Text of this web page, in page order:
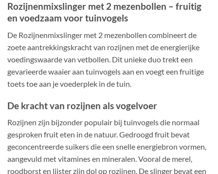
Rozijnenmixslinger met 2 mezenbollen – fruitig
en voedzaam voor tuinvogels
De Rozijnenmixslinger met 2 mezenbollen combineert de
zoete aantrekkingskracht van rozijnen met de energierijke
voedingswaarde van vetbollen. Dit unieke duo trekt een
gevarieerde waaier aan tuinvogels aan en voegt een fruitige
toets toe aan je voederplek in de tuin.
De kracht van rozijnen als vogelvoer
Rozijnen zijn bijzonder populair bij tuinvogels die normaal
gesproken fruit eten in de natuur. Gedroogd fruit bevat
geconcentreerde suikers die een snelle energiebron vormen,
aangevuld met vitamines en mineralen. Vooral de merel,
roodborst en lijster zijn dol op rozijnen. De slinger bevat een